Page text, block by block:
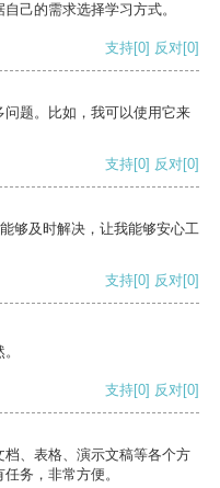
己的需求选择学习方式。
支持[0] 反对[0]
题。比如，我可以使用它来
支持[0] 反对[0]
够及时解决，让我能够安心工
支持[0] 反对[0]
支持[0] 反对[0]
、表格、演示文稿等各个方
务，非常方便。